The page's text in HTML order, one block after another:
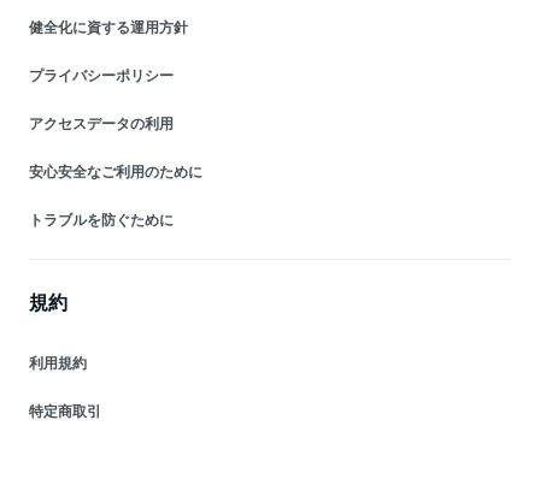
健全化に資する運用方針
プライバシーポリシー
アクセスデータの利用
安心安全なご利用のために
トラブルを防ぐために
規約
利用規約
特定商取引